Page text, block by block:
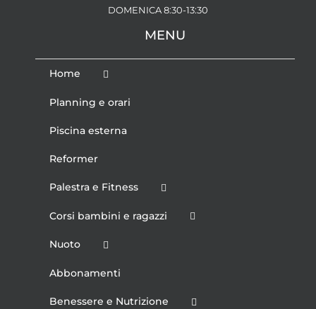
DOMENICA 8:30-13:30
MENU
Home
Planning e orari
Piscina esterna
Reformer
Palestra e Fitness
Corsi bambini e ragazzi
Nuoto
Abbonamenti
Benessere e Nutrizione